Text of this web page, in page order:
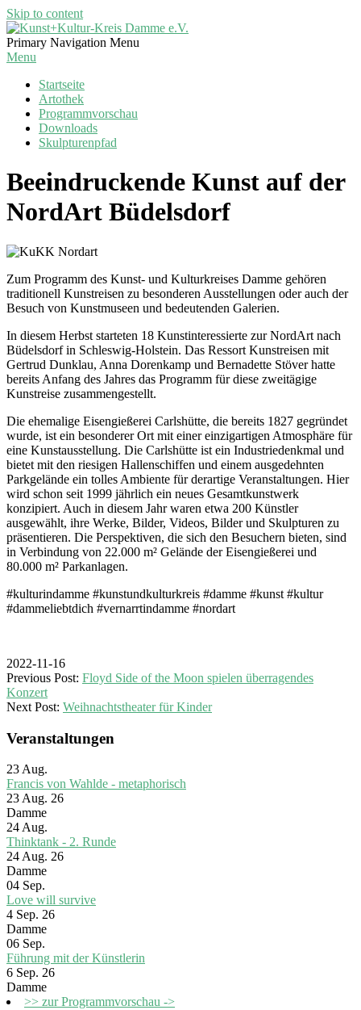
Skip to content
Kunst+Kultur-
Kreis
Primary Navigation Menu
Menu
Startseite
Artothek
Programmvorschau
Downloads
Skulpturenpfad
Beeindruckende Kunst auf der
NordArt Büdelsdorf
Zum Programm des Kunst- und Kulturkreises Damme gehören
traditionell Kunstreisen zu besonderen Ausstellungen oder auch der
Besuch von Kunstmuseen und bedeutenden Galerien.
In diesem Herbst starteten 18 Kunstinteressierte zur NordArt nach
Büdelsdorf in Schleswig-Holstein. Das Ressort Kunstreisen mit
Gertrud Dunklau, Anna Dorenkamp und Bernadette Stöver hatte
bereits Anfang des Jahres das Programm für diese zweitägige
Kunstreise zusammengestellt.
Die ehemalige Eisengießerei Carlshütte, die bereits 1827 gegründet
wurde, ist ein besonderer Ort mit einer einzigartigen Atmosphäre für
eine Kunstausstellung. Die Carlshütte ist ein Industriedenkmal und
bietet mit den riesigen Hallenschiffen und einem ausgedehnten
Parkgelände ein tolles Ambiente für derartige Veranstaltungen. Hier
wird schon seit 1999 jährlich ein neues Gesamtkunstwerk
konzipiert. Auch in diesem Jahr waren etwa 200 Künstler
ausgewählt, ihre Werke, Bilder, Videos, Bilder und Skulpturen zu
präsentieren. Die Perspektiven, die sich den Besuchern bieten, sind
in Verbindung von 22.000 m² Gelände der Eisengießerei und
80.000 m² Parkanlagen.
#kulturindamme #kunstundkulturkreis #damme #kunst #kultur
#dammeliebtdich #vernarrtindamme #nordart
2022-11-16
Previous Post: Floyd Side of the Moon spielen überragendes
Konzert
Next Post: Weihnachtstheater für Kinder
Veranstaltungen
23 Aug.
Francis von Wahlde - metaphorisch
23 Aug. 26
Damme
24 Aug.
Thinktank - 2. Runde
24 Aug. 26
Damme
04 Sep.
Love will survive
4 Sep. 26
Damme
06 Sep.
Führung mit der Künstlerin
6 Sep. 26
Damme
>> zur Programmvorschau ->